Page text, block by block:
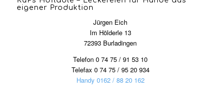
eigener Produktion
Jürgen Eich
Im Hölderle 13
72393 Burladingen
Telefon 0 74 75 / 91 53 10
Telefax 0 74 75 / 95 20 934
Handy 0162 / 88 20 162